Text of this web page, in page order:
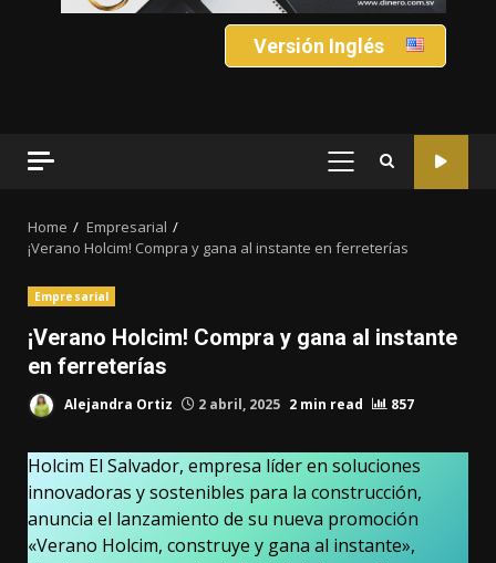
Versión Inglés
PRIMARY
Home
Empresarial
¡Verano Holcim! Compra y gana al instante en ferreterías
Empresarial
¡Verano Holcim! Compra y gana al instante
en ferreterías
Alejandra Ortiz 2 abril, 2025 2 min read 857
Holcim El Salvador, empresa líder en soluciones
innovadoras y sostenibles para la construcción,
anuncia el lanzamiento de su nueva promoción
«Verano Holcim, construye y gana al instante»,